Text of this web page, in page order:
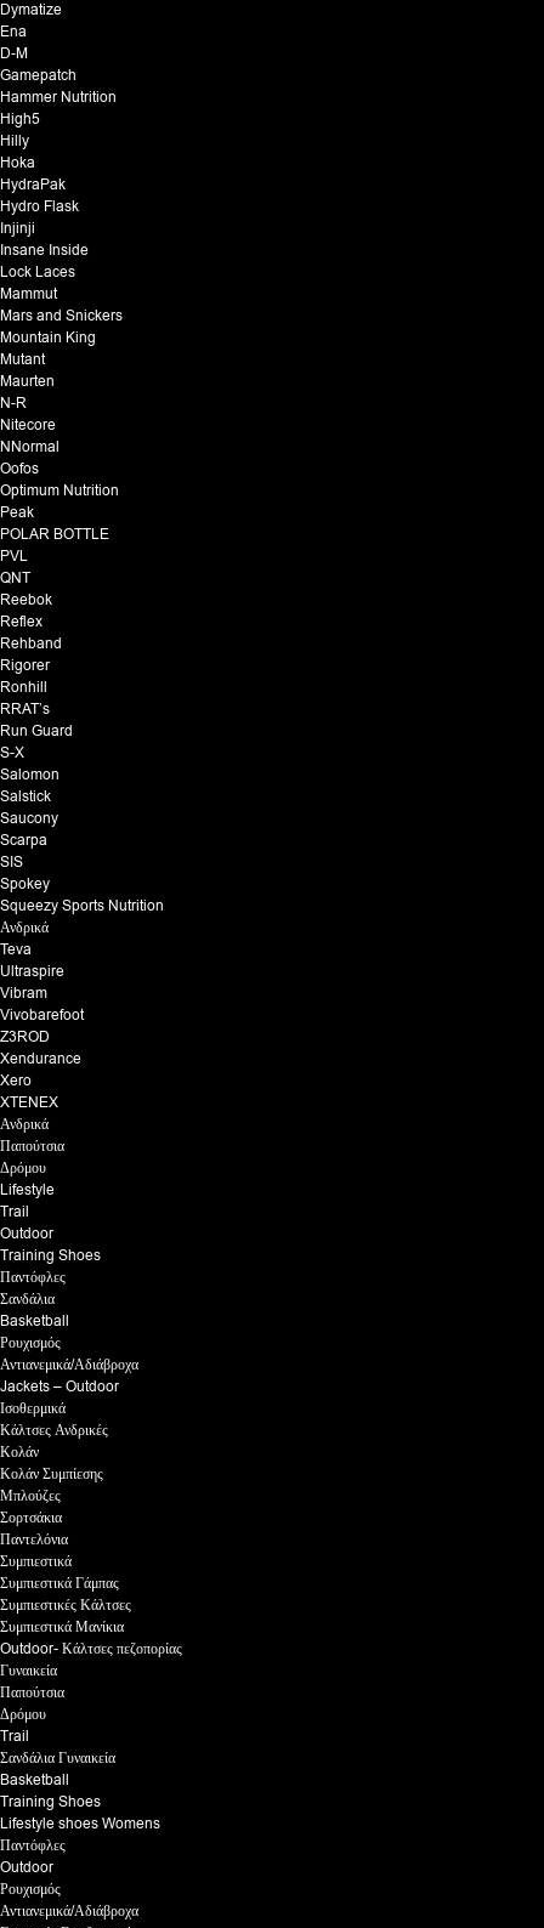
Dymatize
Ena
D-M
Gamepatch
Hammer Nutrition
High5
Hilly
Hoka
HydraPak
Hydro Flask
Injinji
Insane Inside
Lock Laces
Mammut
Mars and Snickers
Mountain King
Mutant
Maurten
N-R
Nitecore
NNormal
Oofos
Optimum Nutrition
Peak
POLAR BOTTLE
PVL
QNT
Reebok
Reflex
Rehband
Rigorer
Ronhill
RRAT’s
Run Guard
S-X
Salomon
Salstick
Saucony
Scarpa
SIS
Spokey
Squeezy Sports Nutrition
Ανδρικά
Teva
Ultraspire
Vibram
Vivobarefoot
Z3ROD
Xendurance
Xero
XTENEX
Ανδρικά
Παπούτσια
Δρόμου
Lifestyle
Trail
Outdoor
Training Shoes
Παντόφλες
Σανδάλια
Basketball
Ρουχισμός
Αντιανεμικά/Αδιάβροχα
Jackets – Outdoor
Ισοθερμικά
Κάλτσες Ανδρικές
Κολάν
Κολάν Συμπίεσης
Μπλούζες
Σορτσάκια
Παντελόνια
Συμπιεστικά
Συμπιεστικά Γάμπας
Συμπιεστικές Κάλτσες
Συμπιεστικά Μανίκια
Outdoor- Κάλτσες πεζοπορίας
Γυναικεία
Παπούτσια
Δρόμου
Trail
Σανδάλια Γυναικεία
Basketball
Training Shoes
Lifestyle shoes Womens
Παντόφλες
Outdoor
Ρουχισμός
Αντιανεμικά/Αδιάβροχα